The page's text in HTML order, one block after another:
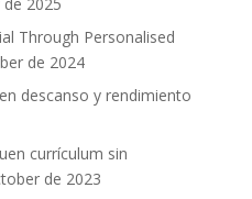
Through Personalised
de 2024
descanso y rendimiento
currículum sin
de 2023